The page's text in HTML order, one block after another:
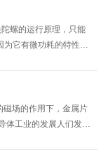
螺的运行原理，只能
为它有微功耗的特性，
磁场的作用下，金属片
体工业的发展人们发现